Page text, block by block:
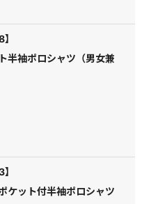
半袖ポロシャツ（男女兼
ケット付半袖ポロシャツ